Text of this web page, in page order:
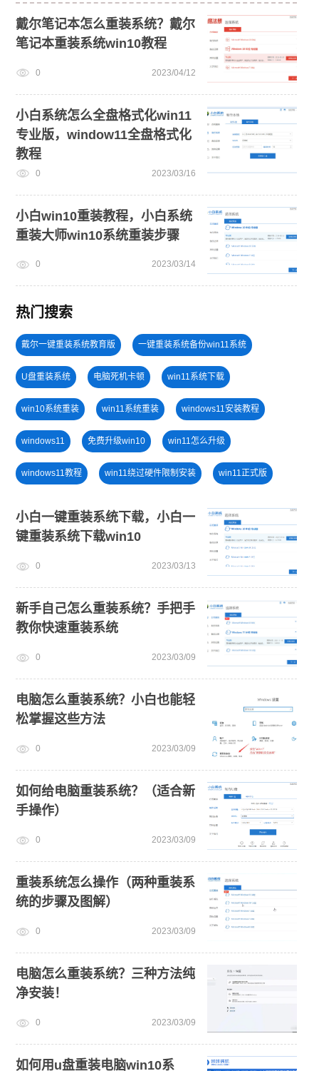
戴尔笔记本怎么重装系统？戴尔
笔记本重装系统win10教程
0 2023/04/12
小白系统怎么全盘格式化win11
专业版，window11全盘格式化
教程
0 2023/03/16
小白win10重装教程，小白系统
重装大师win10系统重装步骤
0 2023/03/14
热门搜索
戴尔一键重装系统教育版 一键重装系统备份win11系统
U盘重装系统 电脑死机卡顿 win11系统下载
win10系统重装 win11系统重装 windows11安装教程
windows11 免费升级win10 win11怎么升级
windows11教程 win11绕过硬件限制安装 win11正式版
旗舰版win7系统安装教程 新手如何重装电脑系统win7
win10升级win11
小白一键重装系统下载，小白一
键重装系统下载win10
0 2023/03/13
新手自己怎么重装系统？手把手
教你快速重装系统
0 2023/03/09
电脑怎么重装系统？小白也能轻
松掌握这些方法
0 2023/03/09
如何给电脑重装系统？（适合新
手操作）
0 2023/03/09
重装系统怎么操作（两种重装系
统的步骤及图解）
0 2023/03/09
电脑怎么重装系统？三种方法纯
净安装！
0 2023/03/09
如何用u盘重装电脑win10系